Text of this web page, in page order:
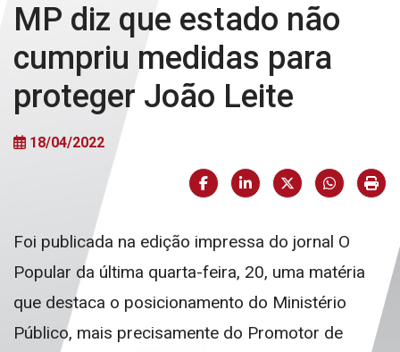
MP diz que estado não
cumpriu medidas para
proteger João Leite
18/04/2022
FacebookLinkedInX (formerly
Foi publicada na edição impressa do jornal O
Popular da última quarta-feira, 20, uma matéria
que destaca o posicionamento do Ministério
Público, mais precisamente do Promotor de